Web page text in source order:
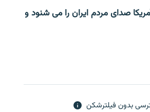
صدای مردم ایران را می شنود و
بدون فیلترشکن